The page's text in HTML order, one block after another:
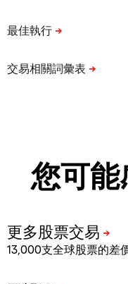
您可
13,000支全球股票的差